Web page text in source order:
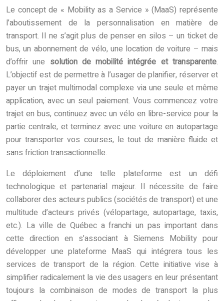
Le concept de « Mobility as a Service » (MaaS) représente
l’aboutissement de la personnalisation en matière de
transport. Il ne s’agit plus de penser en silos – un ticket de
bus, un abonnement de vélo, une location de voiture – mais
d’offrir une solution de mobilité intégrée et transparente.
L’objectif est de permettre à l’usager de planifier, réserver et
payer un trajet multimodal complexe via une seule et même
application, avec un seul paiement. Vous commencez votre
trajet en bus, continuez avec un vélo en libre-service pour la
partie centrale, et terminez avec une voiture en autopartage
pour transporter vos courses, le tout de manière fluide et
sans friction transactionnelle.
Le déploiement d’une telle plateforme est un défi
technologique et partenarial majeur. Il nécessite de faire
collaborer des acteurs publics (sociétés de transport) et une
multitude d’acteurs privés (vélopartage, autopartage, taxis,
etc.). La ville de Québec a franchi un pas important dans
cette direction en s’associant à Siemens Mobility pour
développer une plateforme MaaS qui intégrera tous les
services de transport de la région. Cette initiative vise à
simplifier radicalement la vie des usagers en leur présentant
toujours la combinaison de modes de transport la plus